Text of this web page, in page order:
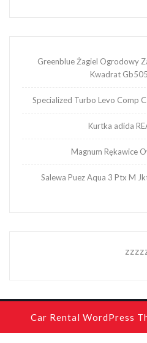
Greenblue Żagiel Ogrodowy
Kwadrat
Specialized Turbo Levo Comp
Kurtka adida
Magnum Rękawice
Salewa Puez Aqua 3 Ptx M
Car Rental WordPress